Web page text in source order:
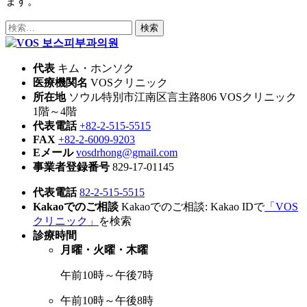
検
索:
代表 キム・ホンソク
医療機関名 VOSクリニック
所在地 ソウル特別市江南区言主路806 VOSクリニック
1階～4階
代表電話 +82-2-515-5515
FAX +82-2-6009-9203
Eメール vosdrhong@gmail.com
事業者登録番号 829-17-01145
代表電話 82-2-515-5515
Kakaoでのご相談 Kakaoでのご相談: Kakao IDで「VOS
クリニック」
を検索
診療時間
月曜・火曜・木曜
午前10時～午後7時
午前10時～午後8時